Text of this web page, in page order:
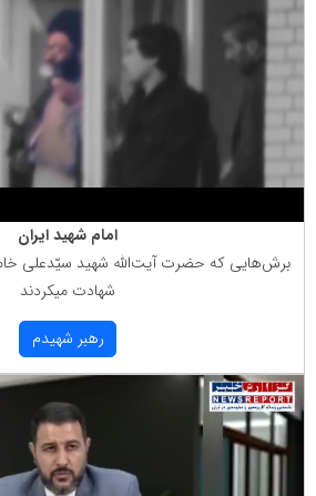
امام شهید ایران
برش‌هایی كه حضرت آیت‌الله شهید سیّدعلی
شهادت میكردند
رهبر شهیدم